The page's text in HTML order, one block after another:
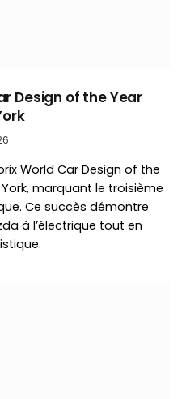
Design of the Year
World Car Design of the
marquant le troisième
Ce succès démontre
à l’électrique tout en